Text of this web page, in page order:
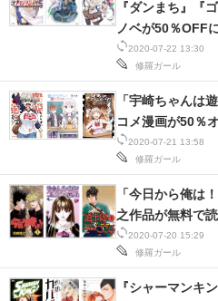
2020-07-22 13:30
修羅ガール
『ダンまち』『
ノベが50％OFF
2020-07-21 13:58
修羅ガール
「宇崎ちゃんは
コメ漫画が50％
2020-07-20 15:29
修羅ガール
「今日から俺は
之作品が無料で
『シャーマンキ